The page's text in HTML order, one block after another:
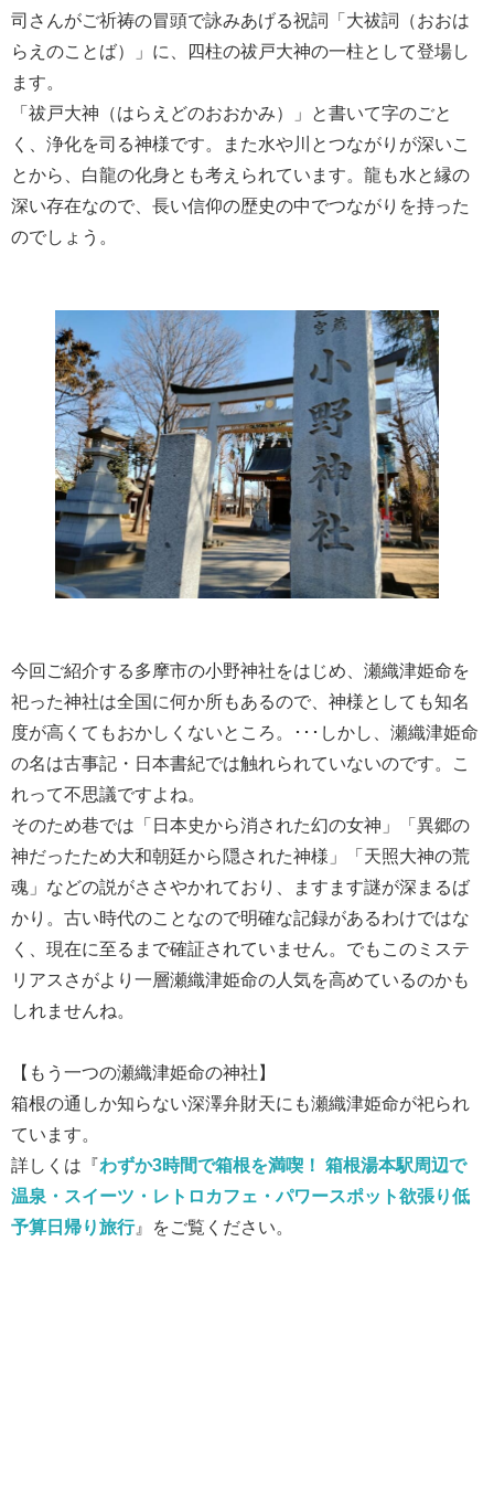
司さんがご祈祷の冒頭で詠みあげる祝詞「大祓詞（おおは
らえのことば）」に、四柱の祓戸大神の一柱として登場し
ます。
「祓戸大神（はらえどのおおかみ）」と書いて字のごと
く、浄化を司る神様です。また水や川とつながりが深いこ
とから、白龍の化身とも考えられています。龍も水と縁の
深い存在なので、長い信仰の歴史の中でつながりを持った
のでしょう。
今回ご紹介する多摩市の小野神社をはじめ、瀬織津姫命を
祀った神社は全国に何か所もあるので、神様としても知名
度が高くてもおかしくないところ。･･･しかし、瀬織津姫命
の名は古事記・日本書紀では触れられていないのです。こ
れって不思議ですよね。
そのため巷では「日本史から消された幻の女神」「異郷の
神だったため大和朝廷から隠された神様」「天照大神の荒
魂」などの説がささやかれており、ますます謎が深まるば
かり。古い時代のことなので明確な記録があるわけではな
く、現在に至るまで確証されていません。でもこのミステ
リアスさがより一層瀬織津姫命の人気を高めているのかも
しれませんね。
【もう一つの瀬織津姫命の神社】
箱根の通しか知らない深澤弁財天にも瀬織津姫命が祀られ
ています。
詳しくは『わずか3時間で箱根を満喫！ 箱根湯本駅周辺で
温泉・スイーツ・レトロカフェ・パワースポット欲張り低
予算日帰り旅行』をご覧ください。